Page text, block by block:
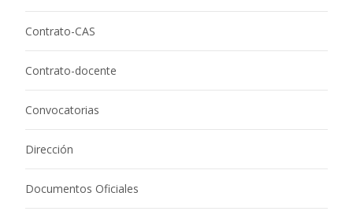
Contrato-CAS
Contrato-docente
Convocatorias
Dirección
Documentos Oficiales